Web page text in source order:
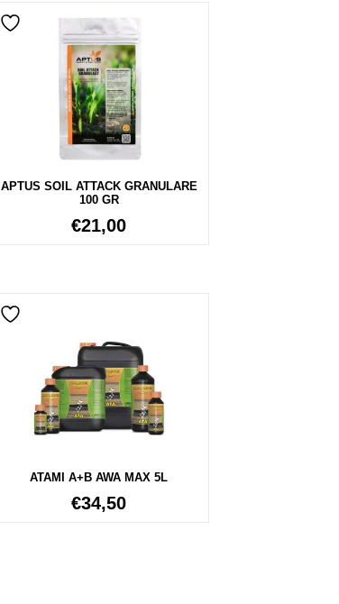
APTUS SOIL ATTACK GRANULARE
100 GR
€21,00
ATAMI A+B AWA MAX 5L
€34,50